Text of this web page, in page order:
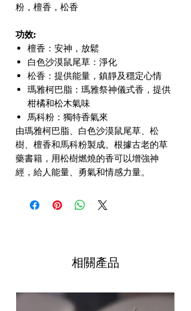
粉，檀香，松香
功效:
檀香：安神，放鬆
白色沙漠鼠尾草：淨化
松香：提供能量，鎮靜及穩定心情
瑪雅柯巴脂：瑪雅祭神儀式香，提供
柑橘和松木氣味
馬科粉：獨特香氣來
由瑪雅柯巴脂、白色沙漠鼠尾草、松
樹、檀香和馬科粉製成。根據古老的草
藥書籍，用松樹燃燒的香可以增強神
經，給人能量、勇氣和情感力量。
相關產品